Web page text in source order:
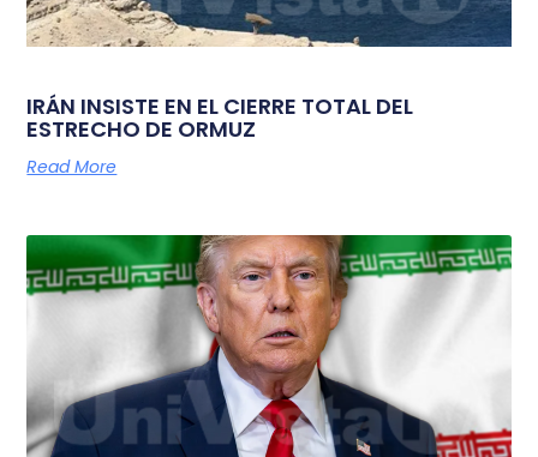
IRÁN INSISTE EN EL CIERRE TOTAL DEL
ESTRECHO DE ORMUZ
Read More